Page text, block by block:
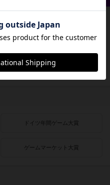
画像あり
ドイツ年間ゲーム大賞
ゲームマーケット大賞